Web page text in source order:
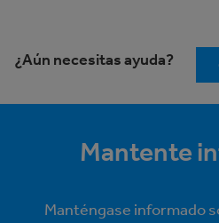
¿Aún necesitas ayuda?
Mantente
Manténgase informado